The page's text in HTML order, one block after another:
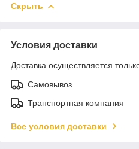
Скрыть
Условия доставки
Доставка осуществляется
Самовывоз
Транспортная компания
Все условия доставки